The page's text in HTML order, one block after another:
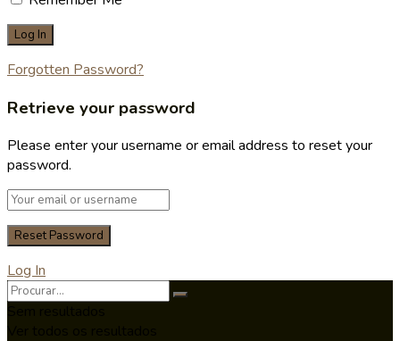
Forgotten Password?
Retrieve your password
Please enter your username or email address to reset your
password.
Log In